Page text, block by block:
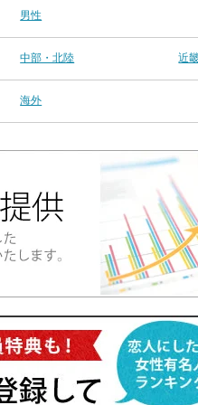
男性
中部・北陸 近
海外